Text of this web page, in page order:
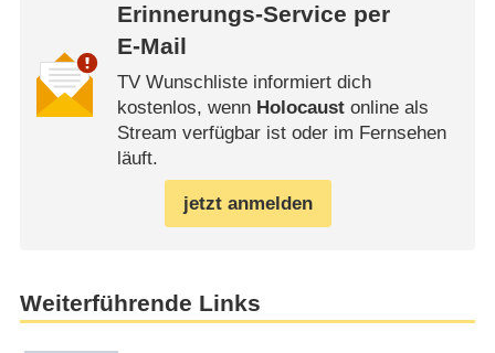
Erinnerungs-Service per
E-Mail
TV Wunschliste informiert dich
kostenlos, wenn Holocaustonline als
Stream verfügbar ist oder im Fernsehen
läuft.
jetzt anmelden
Weiterführende Links